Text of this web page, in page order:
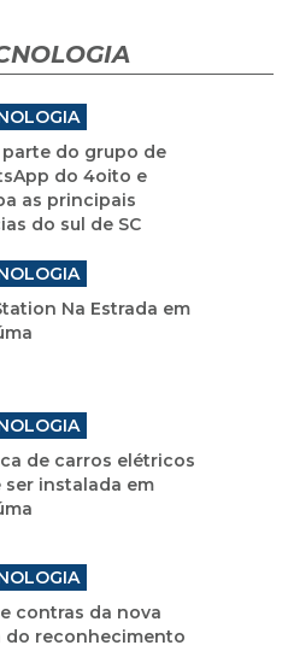
parte do grupo de
do 4oito e
as principais
do sul de SC
Na Estrada em
de carros elétricos
ser instalada em
contras da nova
do reconhecimento